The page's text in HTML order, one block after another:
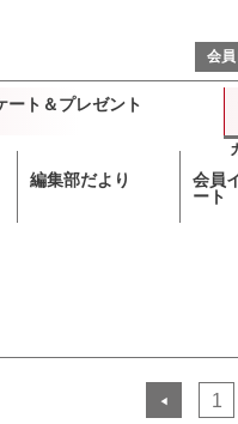
会
ート＆プレゼント
編集部だより
会員
ート
◀ 1